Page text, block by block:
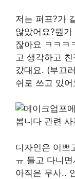
저는 퍼프?가
않았어요?뭔
잖아요 ㅋㅋㅋ
고 생각하고
갔대요. (부끄
쉬로 쓰고 있어
디자인은 이쁘
ㅠ 들고 다니
아직은 무사..